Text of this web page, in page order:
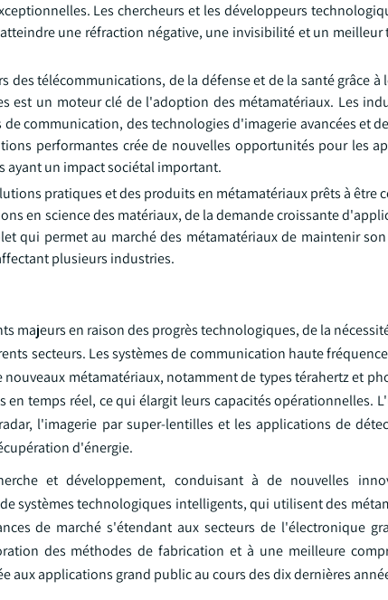
Les chercheurs et les développeurs
une réfraction négative, une invisibilité et un meilleur
des télécommunications, de la défense et de la santé grâce à
est un moteur clé de l'adoption des métamatériaux. Les
communication, des technologies d'imagerie avancées et
performantes crée de nouvelles opportunités pour les
ayant un impact sociétal important.
pratiques et des produits en métamatériaux prêts à être
en science des matériaux, de la demande croissante
qui permet au marché des métamatériaux de maintenir
plusieurs industries.
majeurs en raison des progrès technologiques, de la
secteurs. Les systèmes de communication haute
métamatériaux, notamment de types térahertz et
temps réel, ce qui élargit leurs capacités opérationnelles.
l'imagerie par super-lentilles et les applications de
d'énergie.
et développement, conduisant à de nouvelles
systèmes technologiques intelligents, qui utilisent des
de marché s'étendant aux secteurs de l'électronique
des méthodes de fabrication et à une meilleure
aux applications grand public au cours des dix dernières